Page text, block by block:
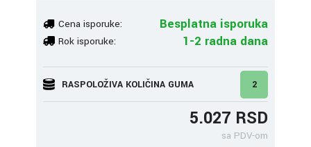
Cena isporuke: Besplatna isporuka
Rok isporuke: 1-2 radna dana
RASPOLOŽIVA KOLIČINA GUMA 2
5.027 RSD
sa PDV-om